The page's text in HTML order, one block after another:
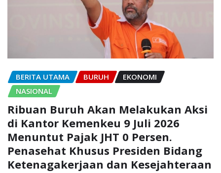
BERITA UTAMA BURUH
EKONOMI
NASIONAL
Ribuan Buruh Akan Melakukan Aksi
di Kantor Kemenkeu 9 Juli 2026
Menuntut Pajak JHT 0 Persen.
Penasehat Khusus Presiden Bidang
Ketenagakerjaan dan Kesejahteraan